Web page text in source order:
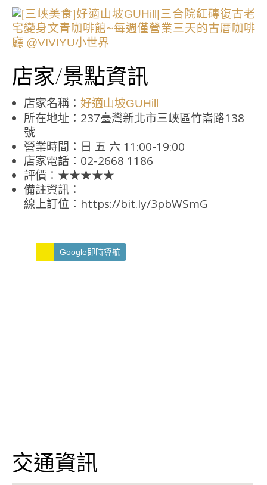
店家/景點資訊
店家名稱： 好適山坡GUHill
所在地址：237臺灣新北市三峽區竹崙路138
號
營業時間：日 五 六 11:00-19:00
店家電話：02-2668 1186
評價：★★★★★
備註資訊：
線上訂位：https://bit.ly/3pbWSmG
Google即時導航
交通資訊